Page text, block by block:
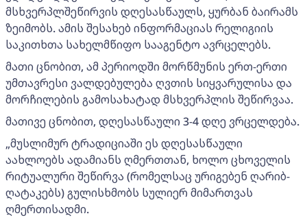
მსხვერპლშეწირვის დღესასწაულს, ყურბან ბაირამს
ზეიმობს. ამის შესახებ ინფორმაციას რელიგიის
საკითხთა სახელმწიფო სააგენტო ავრცელებს.
მათი ცნობით, ამ პერიოდში მორწმუნის ერთ-ერთი
უმთავრესი ვალდებულება ღვთის სიყვარულისა და
მორჩილების გამოსახატად მსხვერპლის შეწირვაა.
მათივე ცნობით, დღესასწაული 3-4 დღე ვრცელდება.
„მუსლიმურ ტრადიციაში ეს დღესასწაული
აახლოებს ადამიანს ღმერთთან, ხოლო ცხოველის
რიტუალური შეწირვა (რომელსაც ურიგებენ ღარიბ-
ღატაკებს) გულისხმობს სულიერ მიმართვას
ღმერთისადმი.